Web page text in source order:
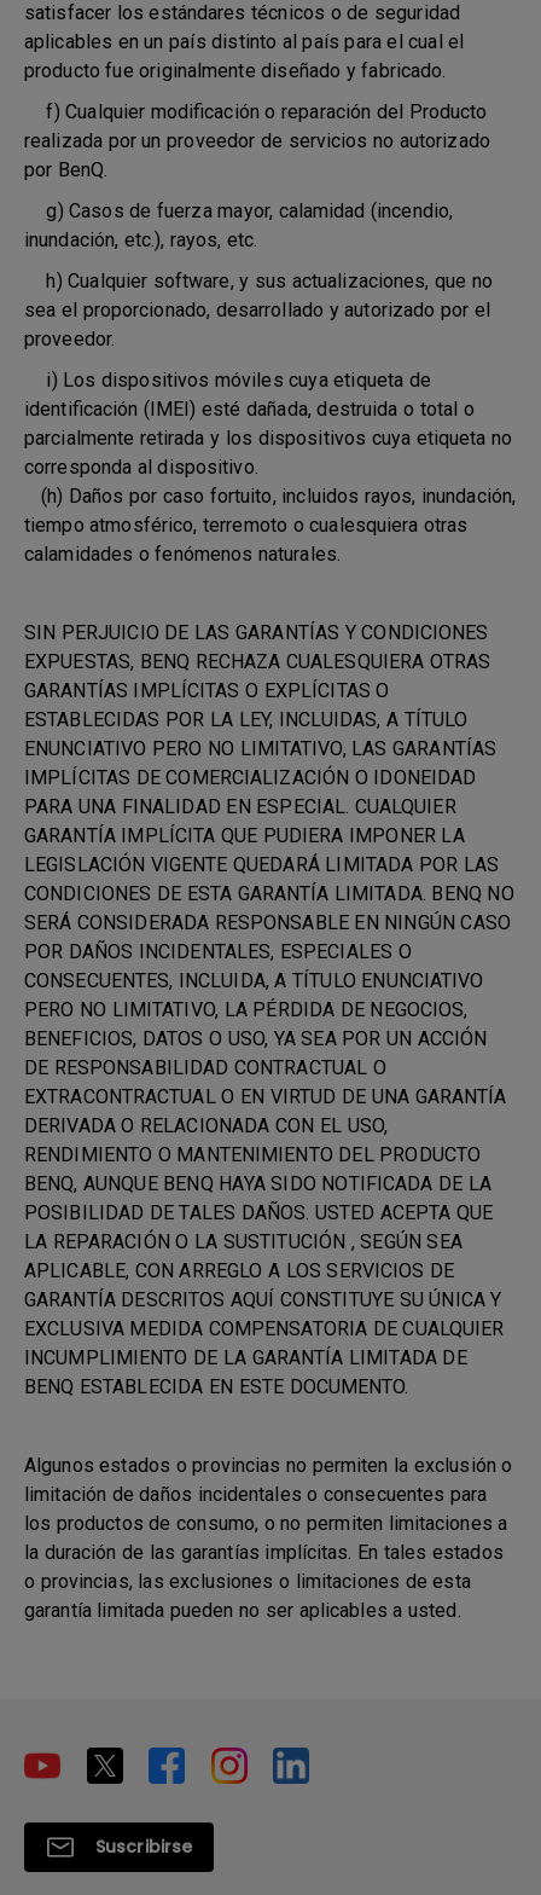
satisfacer los estándares técnicos o de seguridad
aplicables en un país distinto al país para el cual el
producto fue originalmente diseñado y fabricado.
f) Cualquier modificación o reparación del Producto
realizada por un proveedor de servicios no autorizado
por BenQ.
g) Casos de fuerza mayor, calamidad (incendio,
inundación, etc.), rayos, etc.
h) Cualquier software, y sus actualizaciones, que no
sea el proporcionado, desarrollado y autorizado por el
proveedor.
i) Los dispositivos móviles cuya etiqueta de
identificación (IMEI) esté dañada, destruida o total o
parcialmente retirada y los dispositivos cuya etiqueta no
corresponda al dispositivo.
(h) Daños por caso fortuito, incluidos rayos, inundación,
tiempo atmosférico, terremoto o cualesquiera otras
calamidades o fenómenos naturales.
SIN PERJUICIO DE LAS GARANTÍAS Y CONDICIONES
EXPUESTAS, BENQ RECHAZA CUALESQUIERA OTRAS
GARANTÍAS IMPLÍCITAS O EXPLÍCITAS O
ESTABLECIDAS POR LA LEY, INCLUIDAS, A TÍTULO
ENUNCIATIVO PERO NO LIMITATIVO, LAS GARANTÍAS
IMPLÍCITAS DE COMERCIALIZACIÓN O IDONEIDAD
PARA UNA FINALIDAD EN ESPECIAL. CUALQUIER
GARANTÍA IMPLÍCITA QUE PUDIERA IMPONER LA
LEGISLACIÓN VIGENTE QUEDARÁ LIMITADA POR LAS
CONDICIONES DE ESTA GARANTÍA LIMITADA. BENQ NO
SERÁ CONSIDERADA RESPONSABLE EN NINGÚN CASO
POR DAÑOS INCIDENTALES, ESPECIALES O
CONSECUENTES, INCLUIDA, A TÍTULO ENUNCIATIVO
PERO NO LIMITATIVO, LA PÉRDIDA DE NEGOCIOS,
BENEFICIOS, DATOS O USO, YA SEA POR UN ACCIÓN
DE RESPONSABILIDAD CONTRACTUAL O
EXTRACONTRACTUAL O EN VIRTUD DE UNA GARANTÍA
DERIVADA O RELACIONADA CON EL USO,
RENDIMIENTO O MANTENIMIENTO DEL PRODUCTO
BENQ, AUNQUE BENQ HAYA SIDO NOTIFICADA DE LA
POSIBILIDAD DE TALES DAÑOS. USTED ACEPTA QUE
LA REPARACIÓN O LA SUSTITUCIÓN , SEGÚN SEA
APLICABLE, CON ARREGLO A LOS SERVICIOS DE
GARANTÍA DESCRITOS AQUÍ CONSTITUYE SU ÚNICA Y
EXCLUSIVA MEDIDA COMPENSATORIA DE CUALQUIER
INCUMPLIMIENTO DE LA GARANTÍA LIMITADA DE
BENQ ESTABLECIDA EN ESTE DOCUMENTO.
Algunos estados o provincias no permiten la exclusión o
limitación de daños incidentales o consecuentes para
los productos de consumo, o no permiten limitaciones a
la duración de las garantías implícitas. En tales estados
o provincias, las exclusiones o limitaciones de esta
garantía limitada pueden no ser aplicables a usted.
Suscribirse